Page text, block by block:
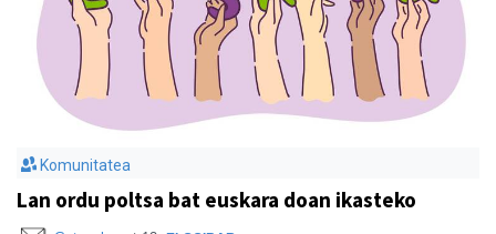
Komunitatea
Lan ordu poltsa bat euskara doan ikasteko